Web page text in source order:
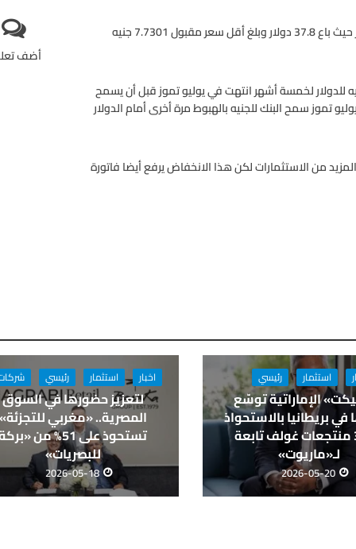
أضف
وقال البنك المركزي إنه عرض في عطاء يوم الثلاثاء 40 مليون دولار حيث باع 37.8 دولار وبلغ أقل سعر مقبول 7.7301 جنيه
البنك المركزي سعر الجنيه المصري عند مستوى 7.5301 جنيه للدولار لخمسة أشهر انتهت في يوليو تموز قبل أن يسمح
من يوليو تموز سمح البنك للجنيه بالهبوط مرة أخرى أمام الدولار
من الاستثمارات لكن هذا الانخفاض يرفع أيضا فاتورة
استثمار رئيسي
الإماراتية توسّع
بريطانيا بالاستحواذ
على 3 منتجعات غولف تابعة
لـ«ماريوت»
2026-05-20
اخبار استثمار رئيسي
لتعزيز حضورها في السوق
المصرية.. «مغربي
تستحوذ على 51% من
للبصريات»
2026-05-18